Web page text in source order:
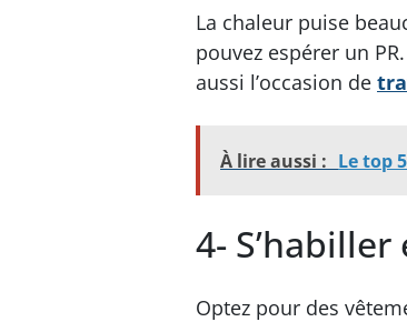
La chaleur puise
pouvez espérer un
aussi l’occasion de
À lire aussi : Le top
4-
Optez pour des